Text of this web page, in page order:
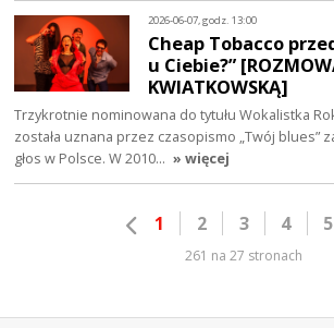
2026-06-07, godz. 13:00
Cheap Tobacco
u Ciebie?”
KWIATKOWSKĄ]
Trzykrotnie nominowana do tytułu Wokalistka
została uznana przez czasopismo „Twój blues”
głos w Polsce. W 2010… » więcej
1 2 3 4 5
261 na 27 stronach